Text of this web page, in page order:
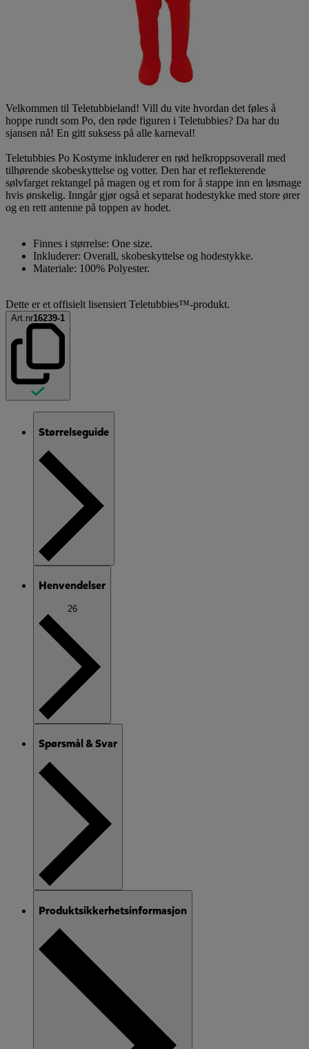
Velkommen til Teletubbieland! Vill du vite hvordan det føles å
hoppe rundt som Po, den røde figuren i Teletubbies? Da har du
sjansen nå! En gitt suksess på alle karneval!
Teletubbies Po Kostyme inkluderer en rød helkroppsoverall med
tilhørende skobeskyttelse og votter. Den har et reflekterende
sølvfarget rektangel på magen og et rom for å stappe inn en løsmage
hvis ønskelig. Inngår gjør også et separat hodestykke med store ører
og en rett antenne på toppen av hodet.
Finnes i størrelse: One size.
Inkluderer: Overall, skobeskyttelse og hodestykke.
Materiale: 100% Polyester.
Dette er et offisielt lisensiert Teletubbies™-produkt.
Art.nr16239-1
Størrelseguide
Henvendelser
26
Spørsmål & Svar
Produktsikkerhetsinformasjon